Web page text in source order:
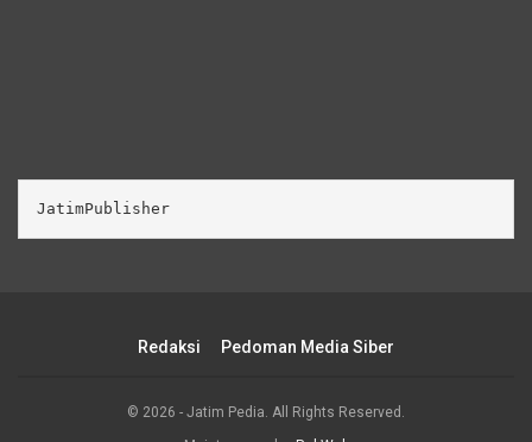
JatimPublisher
Redaksi Pedoman Media Siber
© 2026 - Jatim Pedia. All Rights Reserved.